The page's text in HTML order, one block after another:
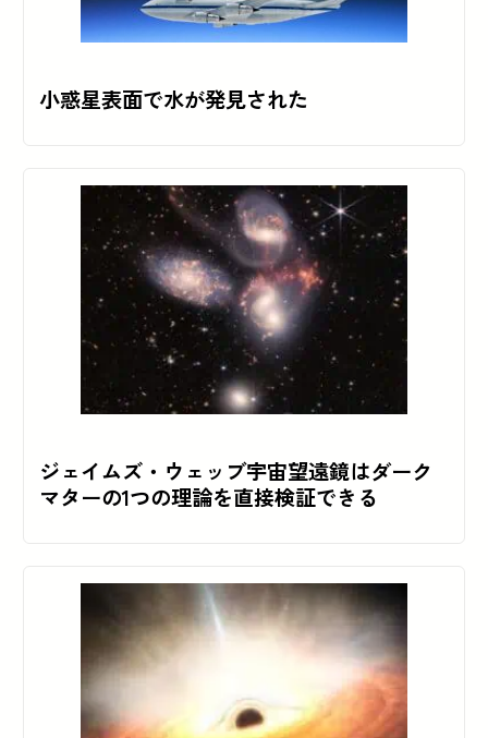
小惑星表面で水が発見された
ジェイムズ・ウェッブ宇宙望遠鏡はダーク
マターの1つの理論を直接検証できる